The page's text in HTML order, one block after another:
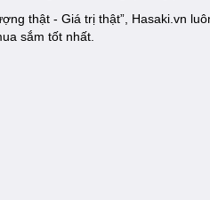
thật - Giá trị thật”, Hasaki.vn
sắm tốt nhất.